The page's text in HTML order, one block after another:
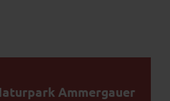
Ammergauer